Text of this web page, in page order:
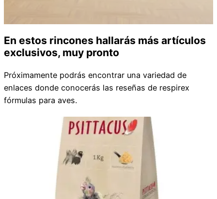
En estos rincones hallarás más artículos
exclusivos, muy pronto
Próximamente podrás encontrar una variedad de
enlaces donde conocerás las reseñas de respirex
fórmulas para aves.